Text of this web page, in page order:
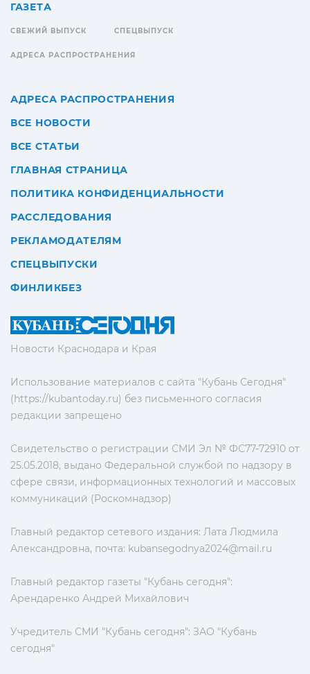
Новости Краснодара и Края
Использование материалов с сайта "Кубань Сегодня"
(https://kubantoday.ru) без письменного согласия
редакции запрещено
Свидетельство о регистрации СМИ Эл № ФС77-72910 от
25.05.2018, выдано Федеральной службой по надзору в
сфере связи, информационных технологий и массовых
коммуникаций (Роскомнадзор)
Главный редактор сетевого издания: Лата Людмила
Александровна, почта: kubansegodnya2024@mail.ru
Главный редактор газеты "Кубань сегодня":
Арендаренко Андрей Михайлович
Учредитель СМИ "Кубань сегодня": ЗАО "Кубань
сегодня"
ГАЗЕТА
СВЕЖИЙ ВЫПУСК СПЕЦВЫПУСК
АДРЕСА РАСПРОСТРАНЕНИЯ
АДРЕСА РАСПРОСТРАНЕНИЯ
ВСЕ НОВОСТИ
ВСЕ СТАТЬИ
ГЛАВНАЯ СТРАНИЦА
ПОЛИТИКА КОНФИДЕНЦИАЛЬНОСТИ
РАССЛЕДОВАНИЯ
РЕКЛАМОДАТЕЛЯМ
СПЕЦВЫПУСКИ
ФИНЛИКБЕЗ